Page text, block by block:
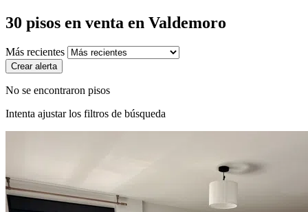
30 pisos en venta en Valdemoro
Más recientes
Crear alerta
No se encontraron pisos
Intenta ajustar los filtros de búsqueda